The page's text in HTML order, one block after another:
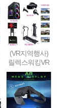
(VR지역행사)
릴렉스워킹VR
세트-Relax Walk
ing VR SET